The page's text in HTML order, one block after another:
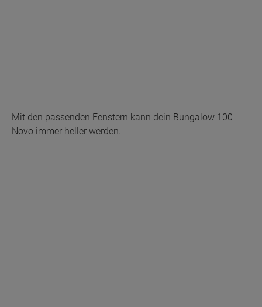
Mit den passenden Fenstern kann dein Bungalow 100
Novo immer heller werden.